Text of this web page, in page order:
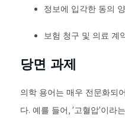
정보에 입각한 동의
보험 청구 및 의료 계
당면 과제
의학 용어는 매우 전문화되
다. 예를 들어, '고혈압'이라